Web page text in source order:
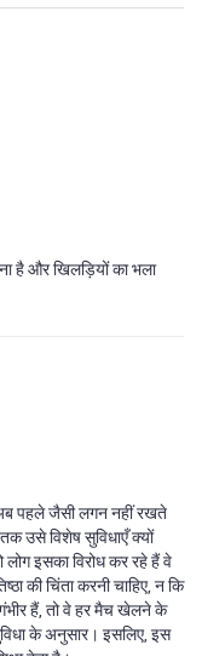
है और खिलड़ियों का भला
पहले जैसी लगन नहीं रखते
उसे विशेष सुविधाएँ क्यों
इसका विरोध कर रहे हैं वे
की चिंता करनी चाहिए, न कि
हैं, तो वे हर मैच खेलने के
के अनुसार। इसलिए, इस